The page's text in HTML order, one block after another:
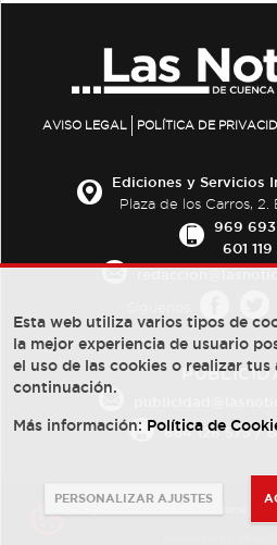
AVISO LEGAL POLÍTICA DE
Ediciones y Servicios
Plaza de los Carros, 2.
969
601 119
684 126 573/
Esta web utiliza varios tipos de
la mejor experiencia de usuario
el uso de las cookies o realizar
continuación.
Más información: Política de
PERSONALIZAR AJUSTES